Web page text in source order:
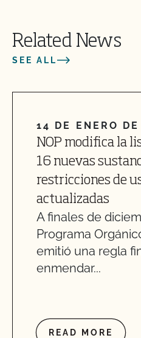
Related News
SEE ALL
14 DE ENERO
NOP modifica la
16 nuevas
restricciones de
actualizadas
A finales de
Programa
emitió una regla
enmendar...
READ MORE